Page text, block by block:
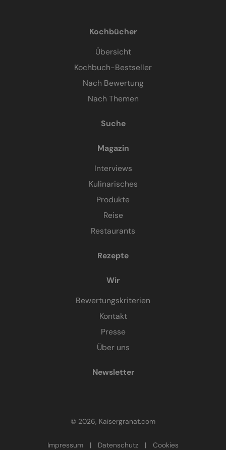
Kochbücher
Übersicht
Kochbuch-Bestseller
Nach Bewertung
Nach Themen
Suche
Magazin
Interviews
Kulinarisches
Produkte
Reise
Restaurants
Rezepte
Wir
Bewertungskriterien
Kontakt
Presse
Über uns
Newsletter
© 2026, Kaisergranat.com
Impressum | Datenschutz | Cookies